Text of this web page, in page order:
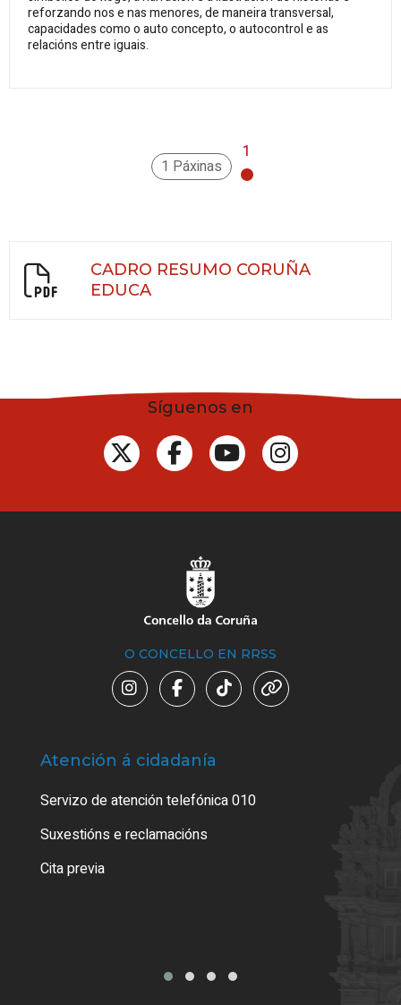
reforzando nos e nas menores, de maneira transversal,
capacidades como o auto concepto, o autocontrol e as
relacións entre iguais.
1 Páxinas
1
CADRO RESUMO CORUÑA
EDUCA
Síguenos en
O CONCELLO EN RRSS
Atención á cidadanía
Servizo de atención telefónica 010
Suxestións e reclamacións
Cita previa